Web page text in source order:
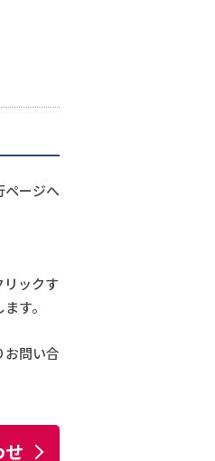
ページへ
ックす
す。
お問い合
せ